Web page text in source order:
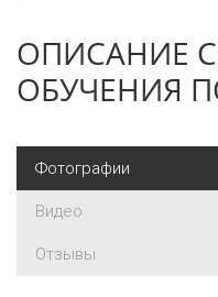
ОПИСАНИЕ
ОБУЧЕНИЯ
Фотографии
Видео
Отзывы